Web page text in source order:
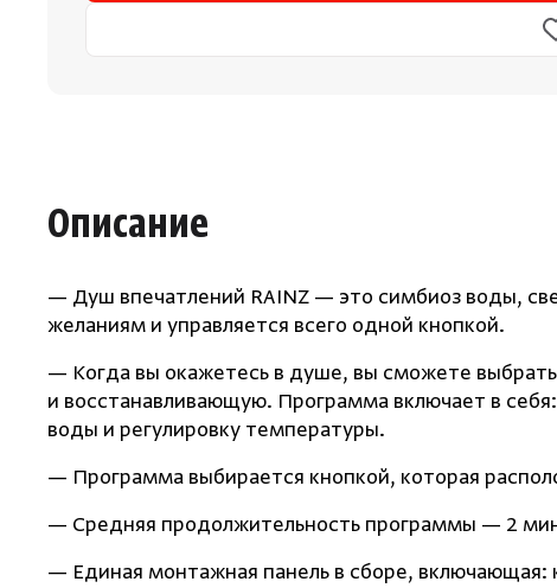
Описание
— Душ впечатлений RAINZ — это симбиоз воды,
желаниям и управляется всего одной кнопкой.
— Когда вы окажетесь в душе, вы сможете
и восстанавливающую. Программа включает в
воды и регулировку температуры.
— Программа выбирается кнопкой, которая
— Средняя продолжительность программы — 2
— Единая монтажная панель в сборе, включающая: